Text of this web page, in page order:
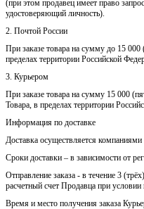
(при этом продавец имеет право
удостоверяющий личность).
2. Почтой России
При заказе товара на сумму до 15 000
пределах территории Российской
3. Курьером
При заказе товара на сумму 15 000
Товара, в пределах территории
Информация по доставке
Доставка осуществляется
Сроки доставки – в зависимости от
Отправление заказа - в течение 3
расчетный счет Продавца при
Время и место получения заказа